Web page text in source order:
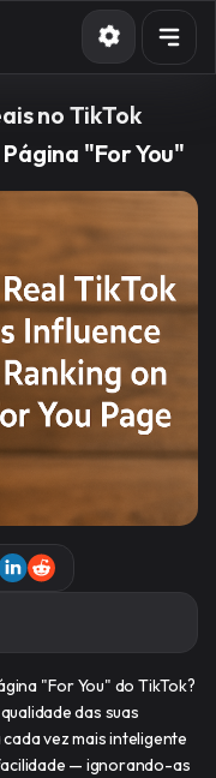
Cadastro
no TikTok
"For You"
"For You" do TikTok?
das suas
vez mais inteligente
— ignorando-as